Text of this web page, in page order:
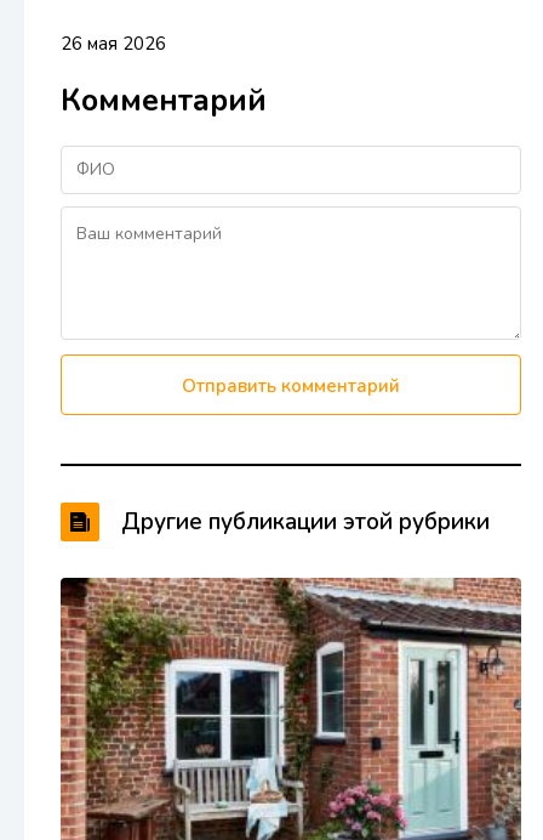
26 мая 2026
Комментарий
Отправить комментарий
Другие публикации этой рубрики